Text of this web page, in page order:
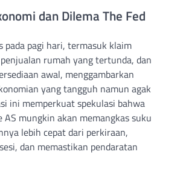
dan Dilema The Fed
pada pagi hari, termasuk klaim
rumah yang tertunda, dan
awal, menggambarkan
yang tangguh namun agak
ini memperkuat spekulasi bahwa
AS mungkin akan memangkas suku
lebih cepat dari perkiraan,
dan memastikan pendaratan